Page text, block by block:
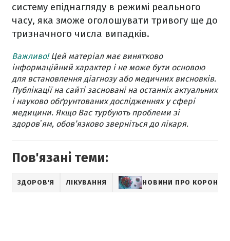
систему епіднагляду в режимі реального
часу, яка зможе оголошувати тривогу ще до
тризначного числа випадків.
Важливо!Цей матеріал має винятково
інформаційний характер і не може бути основою
для встановлення діагнозу або медичних висновків.
Публікації на сайті засновані на останніх актуальних
і науково обґрунтованих дослідженнях у сфері
медицини. Якщо Вас турбують проблеми зі
здоровʼям, обов’язково зверніться до лікаря.
Пов'язані теми:
ЗДОРОВ'Я ЛІКУВАННЯ НОВИНИ ПРО